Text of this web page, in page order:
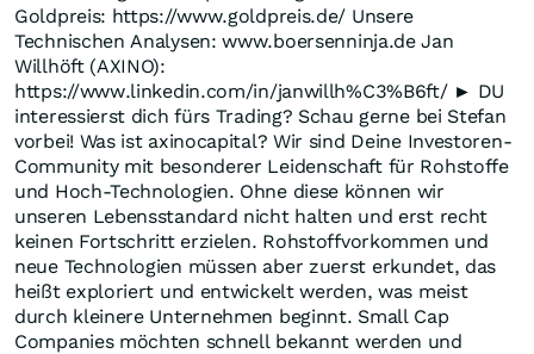
Goldpreis: https://www.goldpreis.de/ Unsere
Technischen Analysen: www.boersenninja.de Jan
Willhöft (AXINO):
https://www.linkedin.com/in/janwillh%C3%B6ft/ ► DU
interessierst dich fürs Trading? Schau gerne bei Stefan
vorbei! Was ist axinocapital? Wir sind Deine Investoren-
Community mit besonderer Leidenschaft für Rohstoffe
und Hoch-Technologien. Ohne diese können wir
unseren Lebensstandard nicht halten und erst recht
keinen Fortschritt erzielen. Rohstoffvorkommen und
neue Technologien müssen aber zuerst erkundet, das
heißt exploriert und entwickelt werden, was meist
durch kleinere Unternehmen beginnt. Small Cap
Companies möchten schnell bekannt werden und